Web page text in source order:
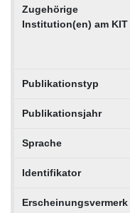
Zugehörige
Institution(en) am KIT
Publikationstyp
Publikationsjahr
Sprache
Identifikator
Erscheinungsvermerk